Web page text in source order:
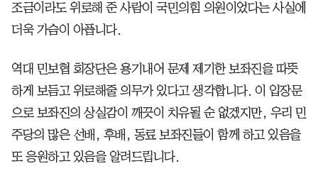
조금이라도 위로해 준 사람이 국민의힘 의원이었다는 사실에
더욱 가슴이 아픕니다.
역대 민보협 회장단은 용기내어 문제 제기한 보좌진을 따뜻
하게 보듬고 위로해줄 의무가 있다고 생각합니다. 이 입장문
으로 보좌진의 상실감이 깨끗이 치유될 순 없겠지만, 우리 민
주당의 많은 선배, 후배, 동료 보좌진들이 함께 하고 있음을
또 응원하고 있음을 알려드립니다.